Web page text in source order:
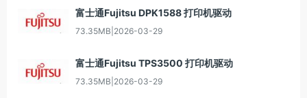
富士通Fujitsu DPK1588 打印机驱动
73.35MB 2026-03-29
富士通Fujitsu TPS3500 打印机驱动
73.35MB 2026-03-29